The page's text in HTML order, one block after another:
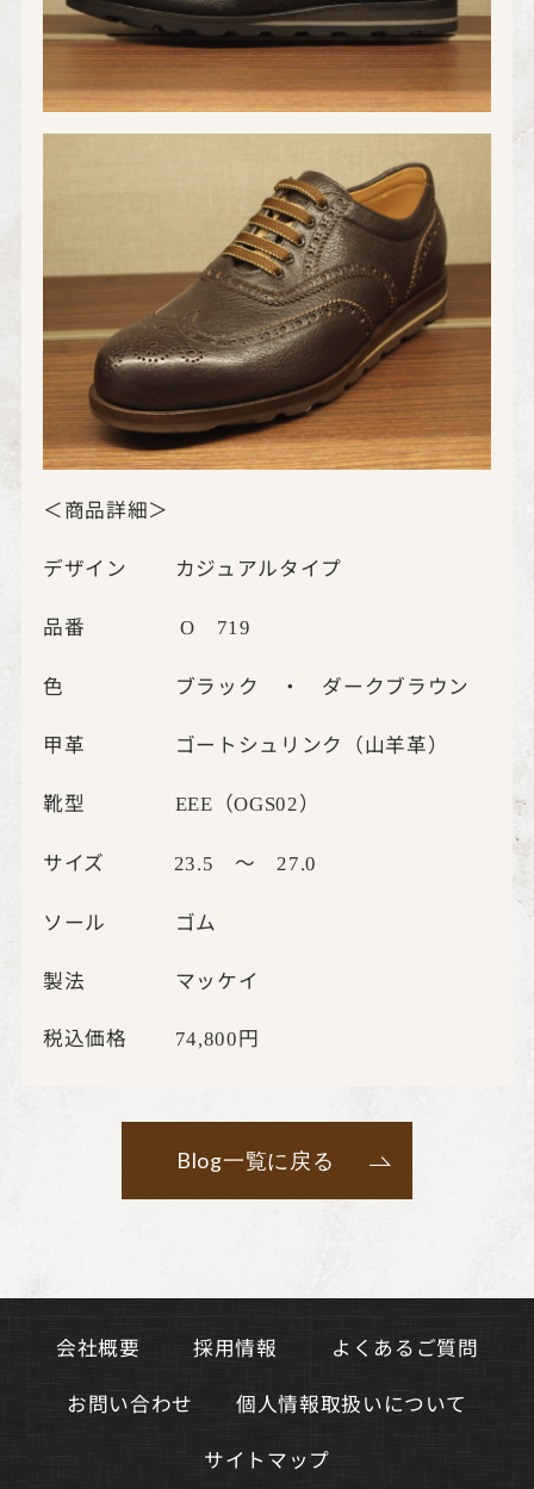
＜商品詳細＞
デザイン カジュアルタイプ
品番O 719
色 ブラック ・ ダークブラウン
甲革 ゴートシュリンク（山羊革）
靴型 EEE （OGS02）
サイズ 23.5 ～ 27.0
ソール ゴム
製法 マッケイ
税込価格 74,800円
Blog一覧に戻る
会社概要 採用情報 よくあるご質問
お問い合わせ 個人情報取扱いについて
サイトマップ